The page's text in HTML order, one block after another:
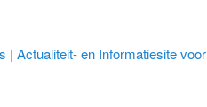
| Actualiteit- en Informatiesite voor